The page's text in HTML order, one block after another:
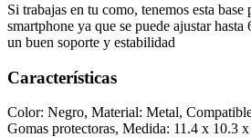
Si trabajas en tu como, tenemos esta
smartphone ya que se puede ajustar
un buen soporte y estabilidad
Características
Color: Negro, Material: Metal,
Gomas protectoras, Medida: 11.4 x 10.3